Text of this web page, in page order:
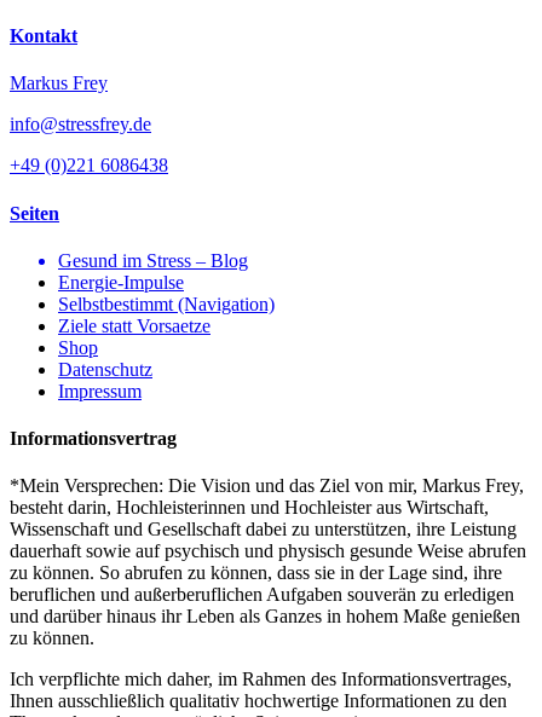
Kontakt
Markus Frey
info@stressfrey.de
+49 (0)221 6086438
Seiten
Gesund im Stress – Blog
Energie-Impulse
Selbstbestimmt (Navigation)
Ziele statt Vorsaetze
Shop
Datenschutz
Impressum
Informationsvertrag
*Mein Versprechen: Die Vision und das Ziel von mir, Markus Frey,
besteht darin, Hochleisterinnen und Hochleister aus Wirtschaft,
Wissenschaft und Gesellschaft dabei zu unterstützen, ihre Leistung
dauerhaft sowie auf psychisch und physisch gesunde Weise abrufen
zu können. So abrufen zu können, dass sie in der Lage sind, ihre
beruflichen und außerberuflichen Aufgaben souverän zu erledigen
und darüber hinaus ihr Leben als Ganzes in hohem Maße genießen
zu können.
Ich verpflichte mich daher, im Rahmen des Informationsvertrages,
Ihnen ausschließlich qualitativ hochwertige Informationen zu den